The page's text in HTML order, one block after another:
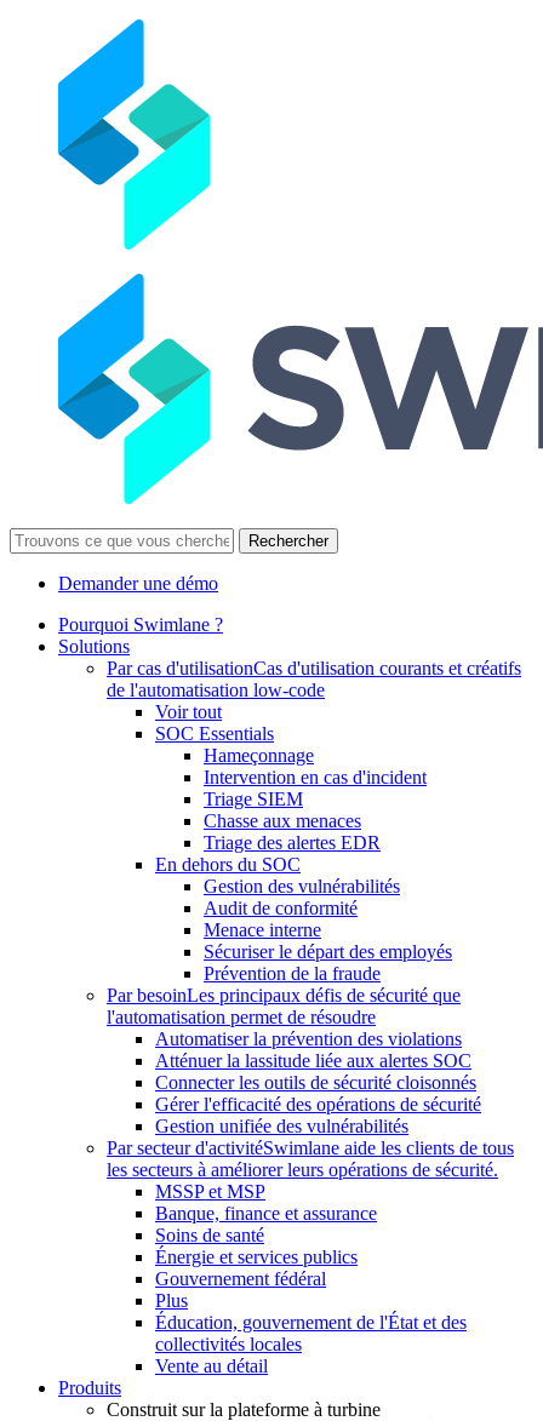
Demander une démo
Pourquoi Swimlane ?
Solutions
Par cas d'utilisationCas d'utilisation courants et créatifs
de l'automatisation low-code
Voir tout
SOC Essentials
Hameçonnage
Intervention en cas d'incident
Triage SIEM
Chasse aux menaces
Triage des alertes EDR
En dehors du SOC
Gestion des vulnérabilités
Audit de conformité
Menace interne
Sécuriser le départ des employés
Prévention de la fraude
Par besoinLes principaux défis de sécurité que
l'automatisation permet de résoudre
Automatiser la prévention des violations
Atténuer la lassitude liée aux alertes SOC
Connecter les outils de sécurité cloisonnés
Gérer l'efficacité des opérations de sécurité
Gestion unifiée des vulnérabilités
Par secteur d'activitéSwimlane aide les clients de tous
les secteurs à améliorer leurs opérations de sécurité.
MSSP et MSP
Banque, finance et assurance
Soins de santé
Énergie et services publics
Gouvernement fédéral
Plus
Éducation, gouvernement de l'État et des
collectivités locales
Vente au détail
Produits
Construit sur la plateforme à turbine